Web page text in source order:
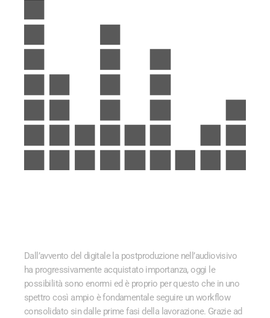
Dall’avvento del digitale la postproduzione nell’audiovisivo
ha progressivamente acquistato importanza, oggi le
possibilità sono enormi ed è proprio per questo che in uno
spettro così ampio è fondamentale seguire un workflow
consolidato sin dalle prime fasi della lavorazione. Grazie ad